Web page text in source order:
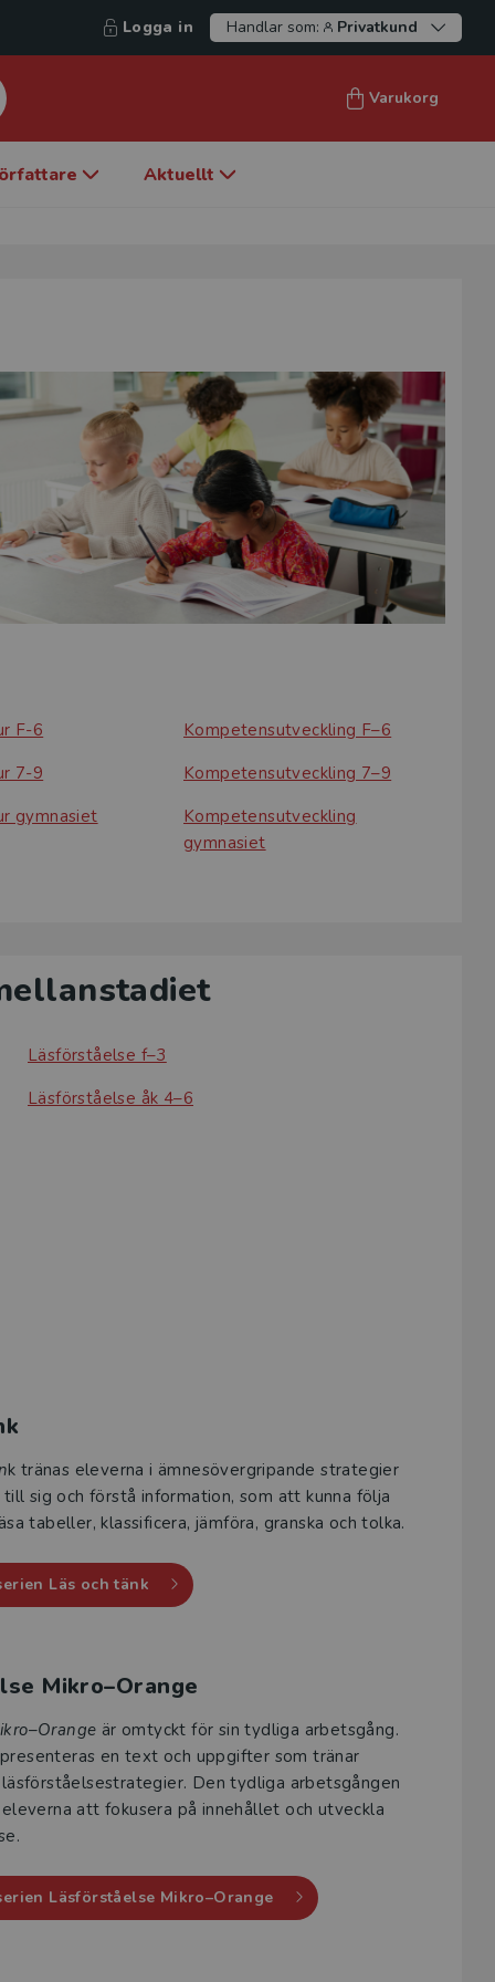
Logga in Handlar som: Privatkund
Varukorg
Aktuellt
F-6
7-9
gymnasiet
Kompetensutveckling F–6
Kompetensutveckling 7–9
Kompetensutveckling
gymnasiet
Läsförståelse f–3
Läsförståelse åk 4–6
k tränas eleverna i ämnesövergripande strategier
sig och förstå information, som att kunna följa
tabeller, klassificera, jämföra, granska och tolka.
Läs och tänk
Mikro–Orange
är omtyckt för sin tydliga arbetsgång.
en text och uppgifter som tränar
Den tydliga arbetsgången
att fokusera på innehållet och utveckla
Läsförståelse Mikro–Orange